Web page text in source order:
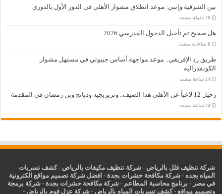
بين الشرقية وإنبي: موعد انطلاق مشوار الأهلي في الدور الأول بالدوري
‏28 دقيقة مضت
هل صحيح تم تأجيل الدخول المدرسي 2026
‏8 ساعات مضت
طريق زد الإفريقي.. موعد مواجهة أساس جيبوتي في مستهل مشوار
الكونفدرالية
‏24 ساعة مضت
رحيل 12 لاعباً عن الأهلي هذا الصيف.. وتريزيجيه وديانج وبن رمضان في المقدمة
‏24 ساعة مضت
شركة تنظيف فلل بالرياض -شركة تنظيف مكيفات بالرياض -كشف تسربات
المياه بجده -شركة مكافحة حشرات بجدة - افضل شركة تصميم مواقع الكترونية
في مصر - برنامج محاسبة المطاعم -شركة مكافحة حشرات بجدة -شركة برمجة
وتصميم مواقع -كشف تسربات المياه بالرياض -شركة عزل فوم بالرياض -